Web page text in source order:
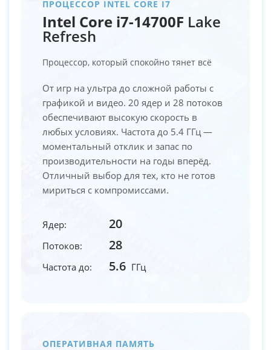
ПРОЦЕССОР INTEL CORE I7
Intel Core i7-14700F Lake
Refresh
Процессор, который спокойно тянет всё
От игр на ультра до сложной работы с
графикой и видео. 20 ядер и 28 потоков
обеспечивают высокую скорость в
любых условиях. Частота до 5.4 ГГц —
моментальный отклик и запас по
производительности на годы вперёд.
Отличный выбор для тех, кто не готов
мириться с компромиссами.
Ядер: 20
Потоков: 28
Частота до: 5.6 ГГц
ОПЕРАТИВНАЯ ПАМЯТЬ